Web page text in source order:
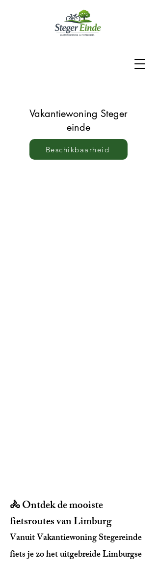
Vakantiewoning Steger
einde
Beschikbaarheid
🚴 Ontdek de mooiste
fietsroutes van Limburg
Vanuit Vakantiewoning Stegereinde
fiets je zo het uitgebreide Limburgse